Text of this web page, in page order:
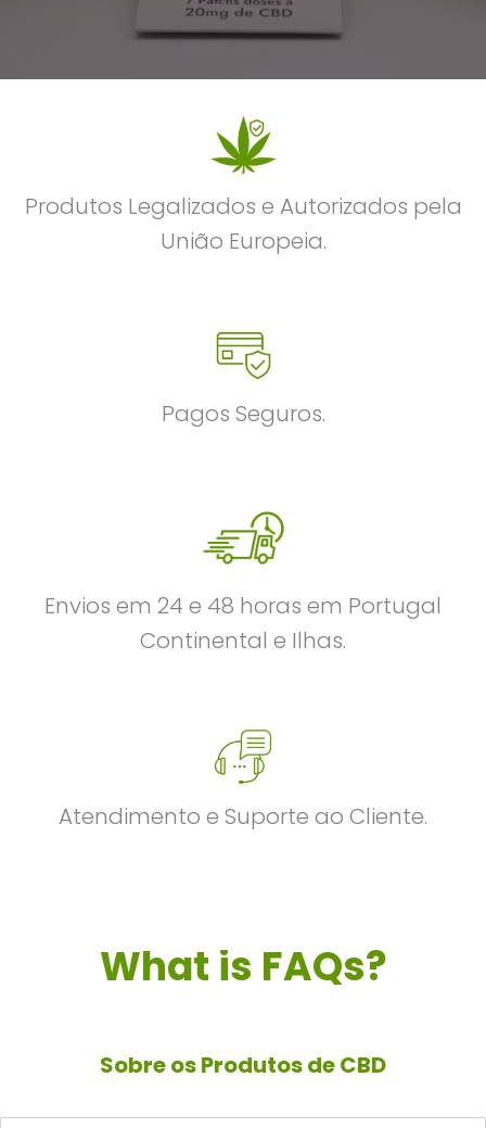
Produtos Legalizados e Autorizados pela
União Europeia.
Pagos Seguros.
Envios em 24 e 48 horas em Portugal
Continental e Ilhas.
Atendimento e Suporte ao Cliente.
What is FAQs?
Sobre os Produtos de CBD